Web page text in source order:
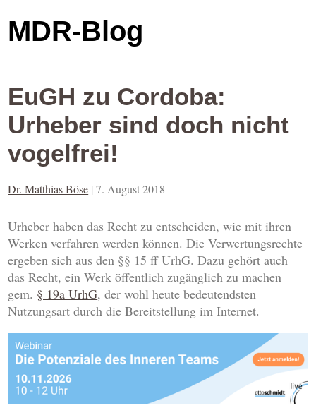
MDR-Blog
EuGH zu Cordoba:
Urheber sind doch nicht
vogelfrei!
Dr. Matthias Böse |7. August 2018
Urheber haben das Recht zu entscheiden, wie mit ihren
Werken verfahren werden können. Die Verwertungsrechte
ergeben sich aus den §§ 15 ff UrhG. Dazu gehört auch
das Recht, ein Werk öffentlich zugänglich zu machen
gem. § 19a UrhG, der wohl heute bedeutendsten
Nutzungsart durch die Bereitstellung im Internet.